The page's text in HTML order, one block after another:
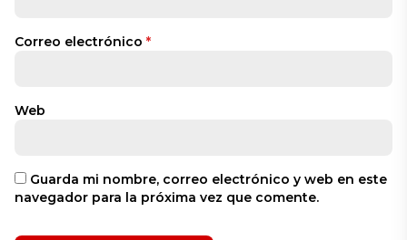
Correo electrónico *
Web
Guarda mi nombre, correo electrónico y web en este
navegador para la próxima vez que comente.